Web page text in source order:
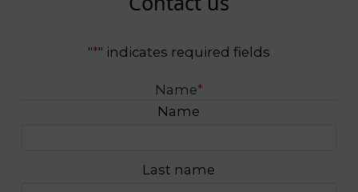
"*" indicates required fields
Name*
Name
Last name